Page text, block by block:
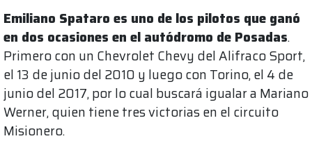
Emiliano Spataro es uno de los pilotos que ganó
en dos ocasiones en el autódromo de Posadas.
Primero con un Chevrolet Chevy del Alifraco Sport,
el 13 de junio del 2010 y luego con Torino, el 4 de
junio del 2017, por lo cual buscará igualar a Mariano
Werner, quien tiene tres victorias en el circuito
Misionero.